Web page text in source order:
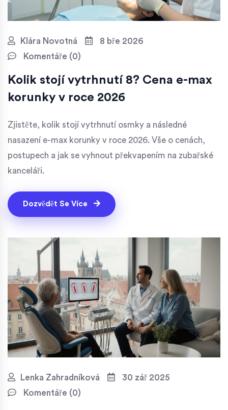
Klára Novotná
8 bře 2026
Komentáře (0)
Kolik stojí vytrhnutí 8? Cena e-max
korunky v roce 2026
Zjistěte, kolik stojí vytrhnutí osmky a následné
nasazení e-max korunky v roce 2026. Vše o cenách,
postupech a jak se vyhnout překvapením na zubařské
kanceláři.
Dozvědět Se Více
Lenka Zahradníková
30 zář 2025
Komentáře (0)